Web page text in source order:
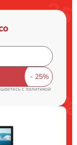
cполитикой